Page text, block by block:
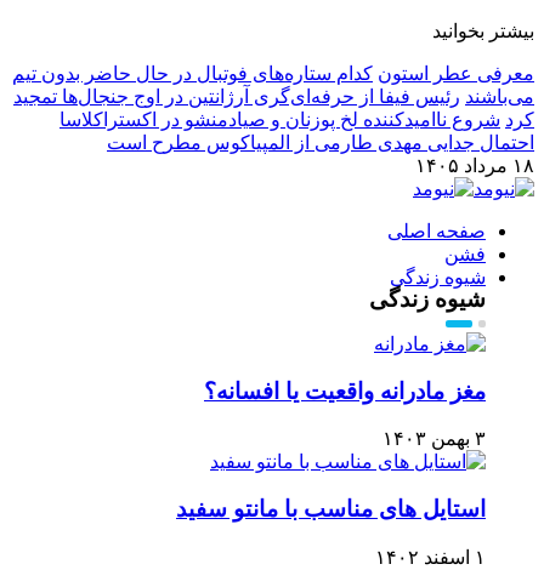
بیشتر بخوانید
معرفی عطر استون کدام ستاره‌های فوتبال در حال حاضر بدون تیم
می‌باشند رئیس فیفا از حرفه‌ای‌گری آرژانتین در اوج جنجال‌ها تمجید
کرد شروع ناامیدکننده لخ پوزنان و صیادمنشو در اکستراکلاسا
احتمال جدایی مهدی طارمی از المپیاکوس مطرح است
۱۸ مرداد ۱۴۰۵
صفحه اصلی
فشن
شیوه زندگی
شیوه زندگی
مغز مادرانه واقعیت یا افسانه؟
۳ بهمن ۱۴۰۳
استایل های مناسب با مانتو سفید
۱ اسفند ۱۴۰۲